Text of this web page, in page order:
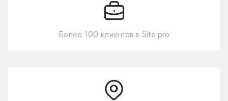
Более 100 клиентов в Site.pro